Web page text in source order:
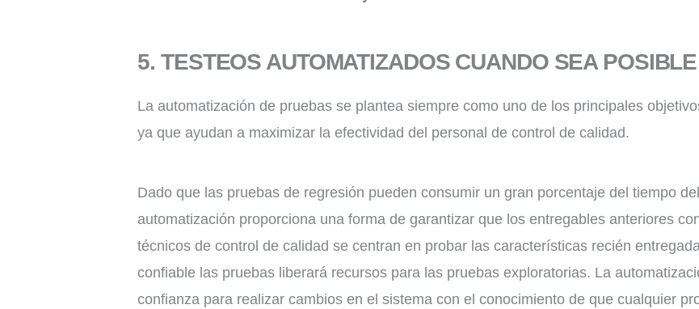
5. TESTEOS AUTOMATIZADOS CUANDO SEA POSIBLE
La automatización de pruebas se plantea siempre como uno de los principales
ya que ayudan a maximizar la efectividad del personal de control de calidad.
Dado que las pruebas de regresión pueden consumir un gran porcentaje del tiempo
automatización proporciona una forma de garantizar que los entregables anteriores
técnicos de control de calidad se centran en probar las características recién
confiable las pruebas liberará recursos para las pruebas exploratorias. La
confianza para realizar cambios en el sistema con el conocimiento de que cualquier